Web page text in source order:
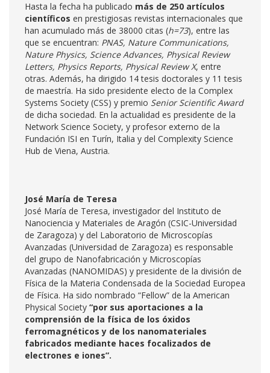
Hasta la fecha ha publicado más de 250 artículos
científicos en prestigiosas revistas internacionales que
han acumulado más de 38000 citas (h=73), entre las
que se encuentran: PNAS, Nature Communications,
Nature Physics, Science Advances, Physical Review
Letters, Physics Reports, Physical Review X, entre
otras. Además, ha dirigido 14 tesis doctorales y 11 tesis
de maestría. Ha sido presidente electo de la Complex
Systems Society (CSS) y premio Senior Scientific Award
de dicha sociedad. En la actualidad es presidente de la
Network Science Society, y profesor externo de la
Fundación ISI en Turín, Italia y del Complexity Science
Hub de Viena, Austria.
José María de Teresa
José María de Teresa, investigador del Instituto de
Nanociencia y Materiales de Aragón (CSIC-Universidad
de Zaragoza) y del Laboratorio de Microscopías
Avanzadas (Universidad de Zaragoza) es responsable
del grupo de Nanofabricación y Microscopías
Avanzadas (NANOMIDAS) y presidente de la división de
Física de la Materia Condensada de la Sociedad Europea
de Física. Ha sido nombrado “Fellow” de la American
Physical Society “por sus aportaciones a la
comprensión de la física de los óxidos
ferromagnéticos y de los nanomateriales
fabricados mediante haces focalizados de
electrones e iones”.